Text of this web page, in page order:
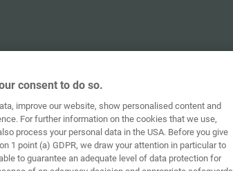
consent to do so.
improve our website, show personalised content and
For further information on the cookies that we use,
process your personal data in the USA. Before you give
1 point (a) GDPR, we draw your attention in particular to
to guarantee an adequate level of data protection for